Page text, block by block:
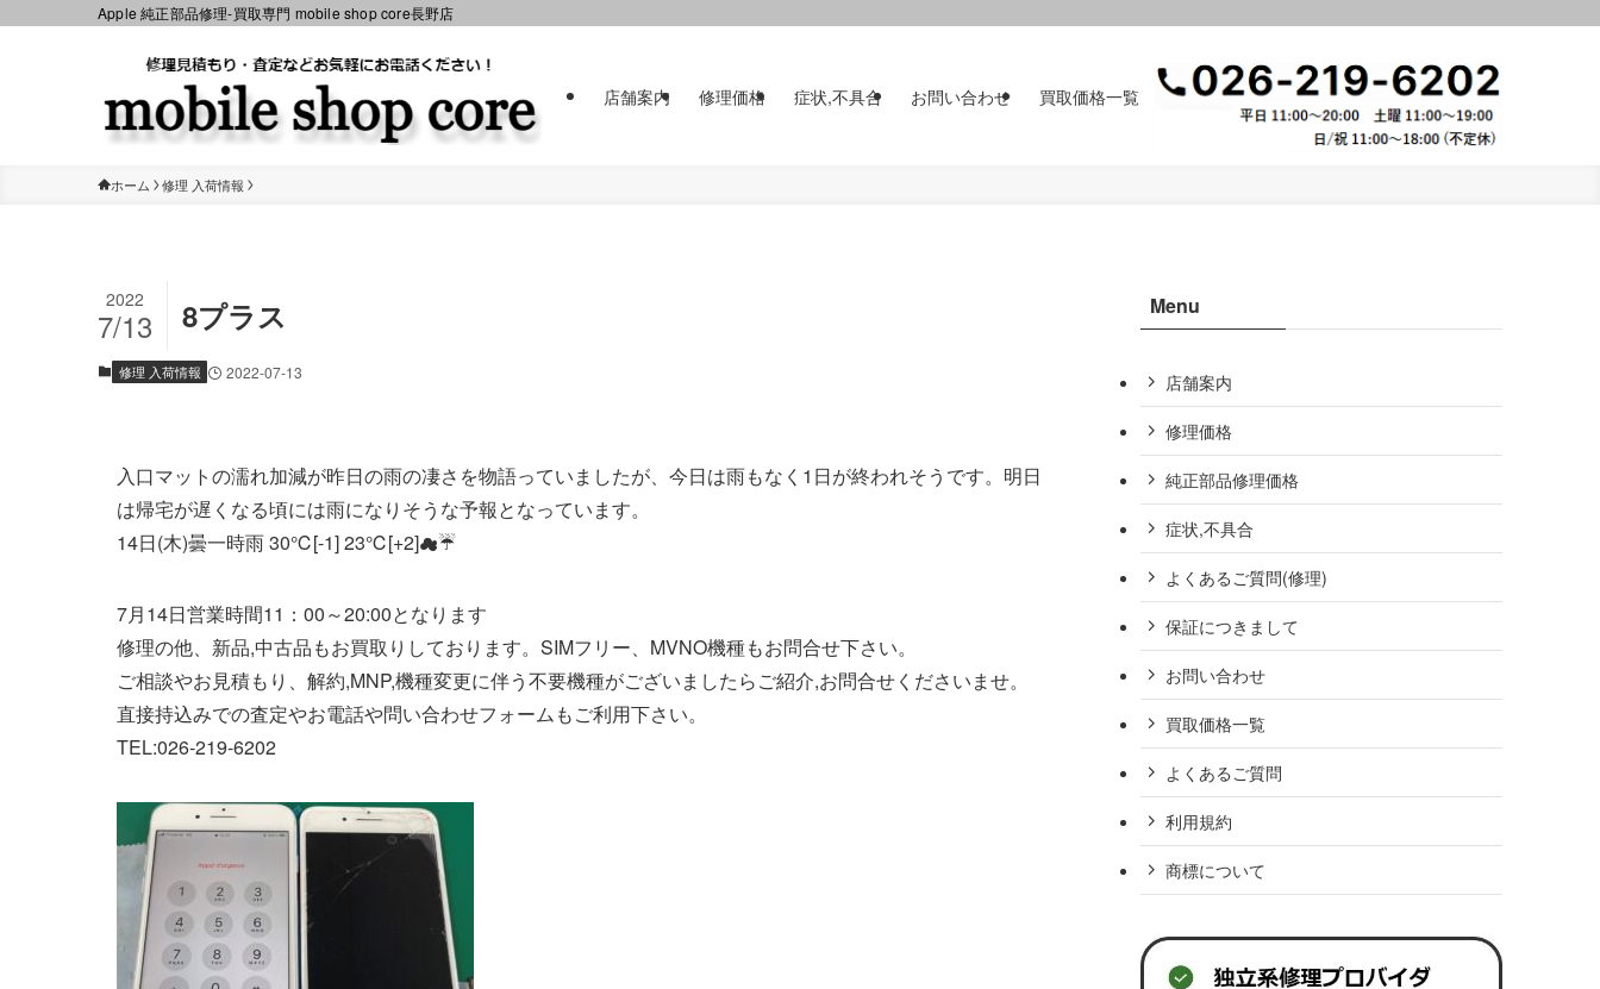
Apple 純正部品修理-買取専門 mobile shop core長野店
店舗案内 修理価格 症状,不具合 お問い合わせ 買取価格一覧
ホーム 修理 入荷情報
8プラス
2022
7/13
修理 入荷情報 2022-07-13
入口マットの濡れ加減が昨日の雨の凄さを物語っていましたが、今日は雨もなく1日が終われそうです。明日
は帰宅が遅くなる頃には雨になりそうな予報となっています。
14日(木)曇一時雨 30℃[-1] 23℃[+2]☁☔
7月14日営業時間11：00～20:00となります
修理の他、新品,中古品もお買取りしております。SIMフリー、MVNO機種もお問合せ下さい。
ご相談やお見積もり、解約,MNP,機種変更に伴う不要機種がございましたらご紹介,お問合せくださいませ。
直接持込みでの査定やお電話や問い合わせフォームもご利用下さい。
TEL:026-219-6202
Menu
店舗案内
修理価格
純正部品修理価格
症状,不具合
よくあるご質問(修理)
保証につきまして
お問い合わせ
買取価格一覧
よくあるご質問
利用規約
商標について